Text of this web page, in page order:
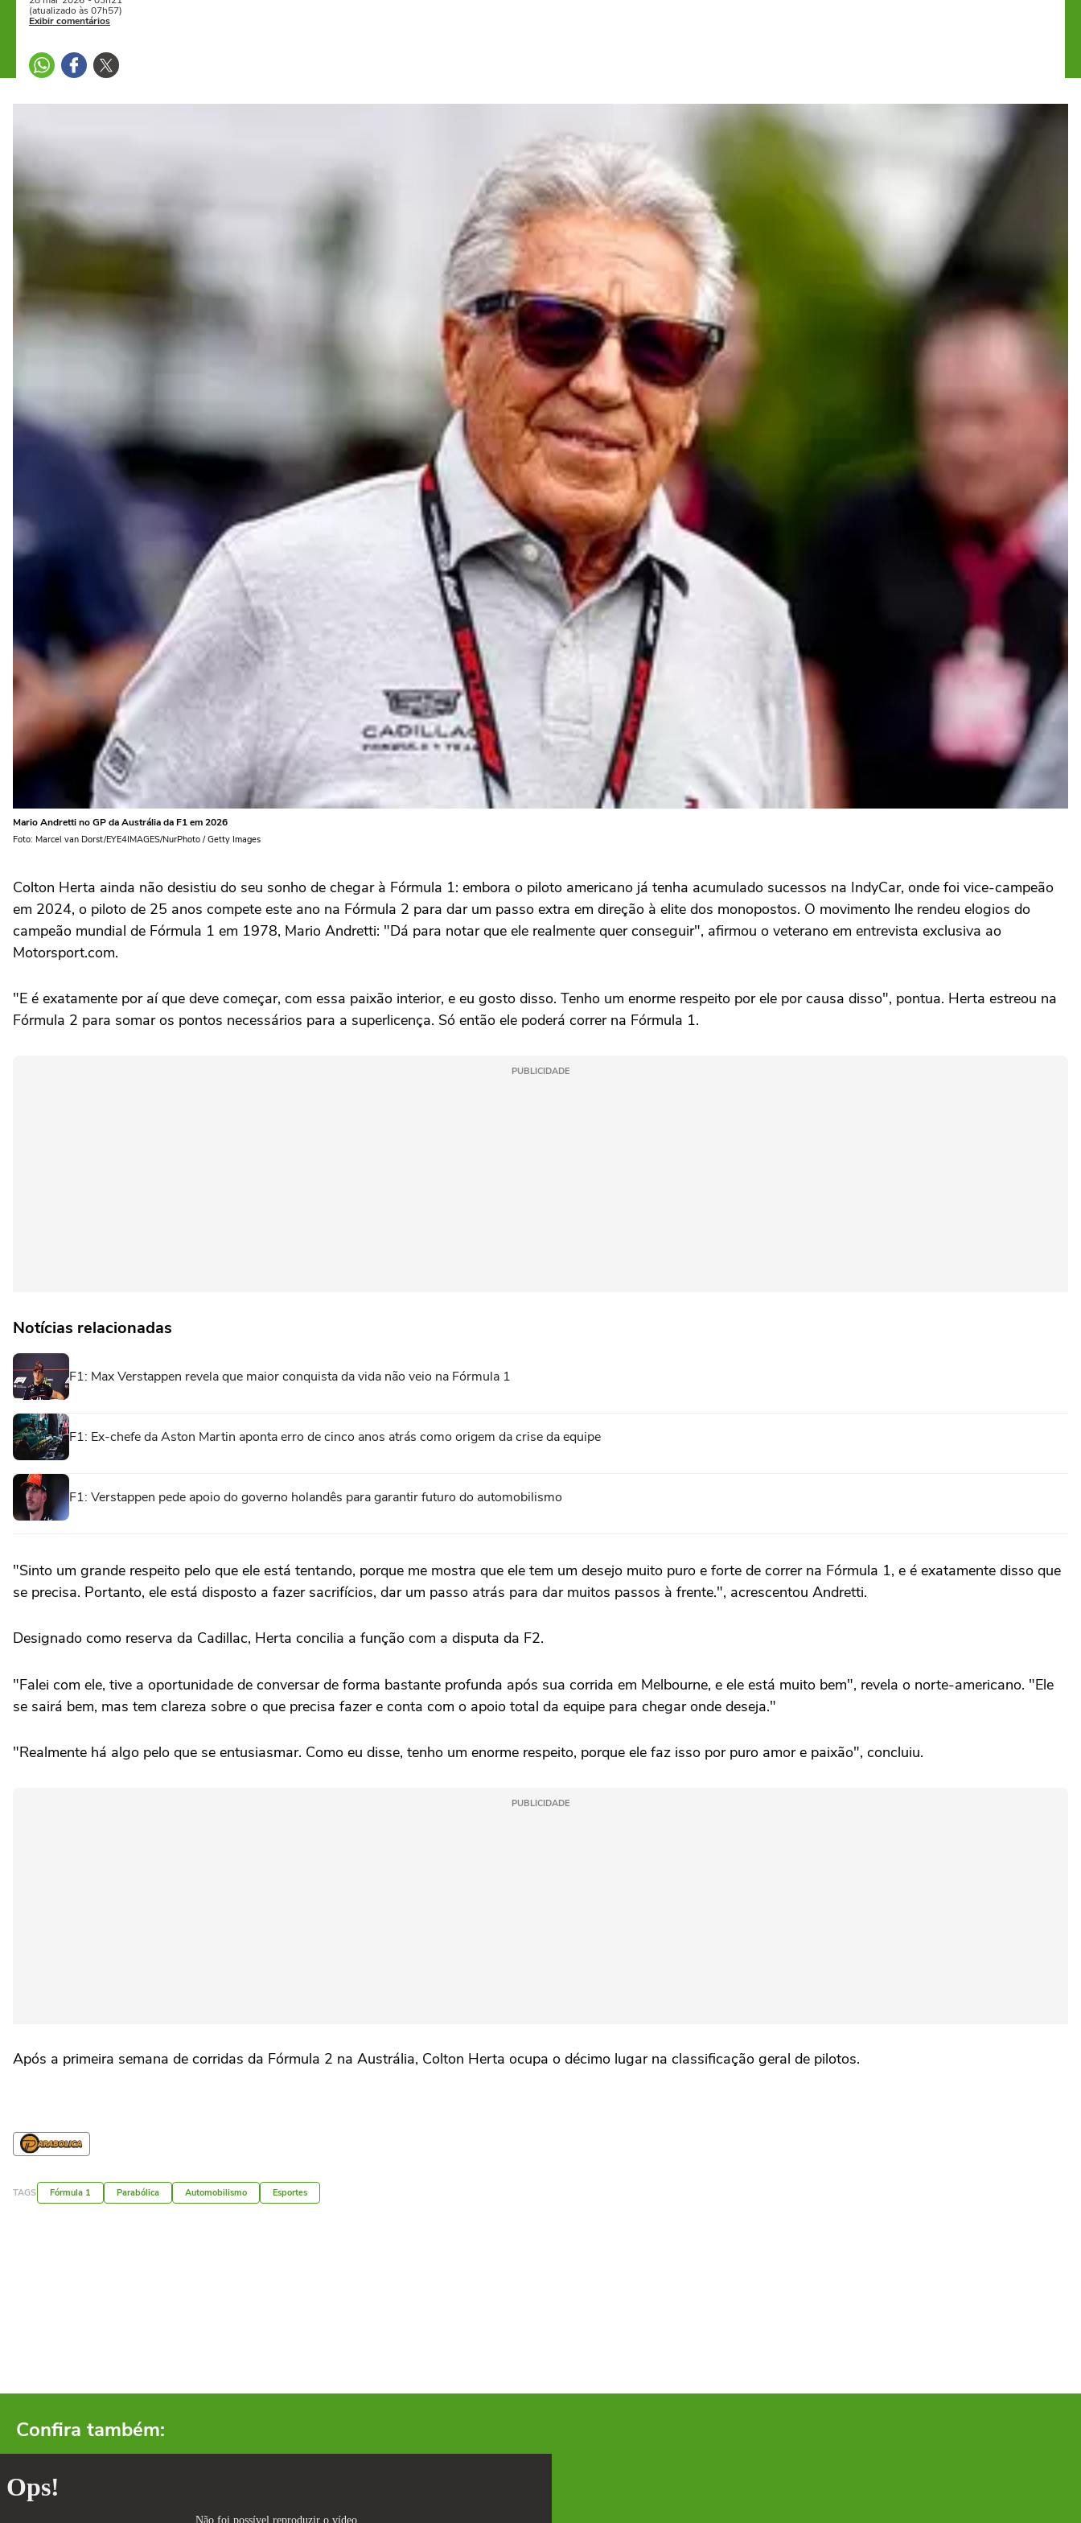
(atualizado às 07h57)
Exibir comentários
Mario Andretti no GP da Austrália da F1 em 2026
Foto: Marcel van Dorst/EYE4IMAGES/NurPhoto / Getty Images
Colton Herta ainda não desistiu do seu sonho de chegar à Fórmula 1: embora o piloto americano já tenha acumulado sucessos na IndyCar, onde foi vice-campeão
em 2024, o piloto de 25 anos compete este ano na Fórmula 2 para dar um passo extra em direção à elite dos monopostos. O movimento lhe rendeu elogios do
campeão mundial de Fórmula 1 em 1978, Mario Andretti: "Dá para notar que ele realmente quer conseguir", afirmou o veterano em entrevista exclusiva ao
Motorsport.com.
"E é exatamente por aí que deve começar, com essa paixão interior, e eu gosto disso. Tenho um enorme respeito por ele por causa disso", pontua. Herta estreou na
Fórmula 2 para somar os pontos necessários para a superlicença. Só então ele poderá correr na Fórmula 1.
PUBLICIDADE
Notícias relacionadas
F1: Max Verstappen revela que maior conquista da vida não veio na Fórmula 1
F1: Ex-chefe da Aston Martin aponta erro de cinco anos atrás como origem da crise da equipe
F1: Verstappen pede apoio do governo holandês para garantir futuro do automobilismo
"Sinto um grande respeito pelo que ele está tentando, porque me mostra que ele tem um desejo muito puro e forte de correr na Fórmula 1, e é exatamente disso que
se precisa. Portanto, ele está disposto a fazer sacrifícios, dar um passo atrás para dar muitos passos à frente.", acrescentou Andretti.
Designado como reserva da Cadillac, Herta concilia a função com a disputa da F2.
"Falei com ele, tive a oportunidade de conversar de forma bastante profunda após sua corrida em Melbourne, e ele está muito bem", revela o norte-americano. "Ele
se sairá bem, mas tem clareza sobre o que precisa fazer e conta com o apoio total da equipe para chegar onde deseja."
"Realmente há algo pelo que se entusiasmar. Como eu disse, tenho um enorme respeito, porque ele faz isso por puro amor e paixão", concluiu.
PUBLICIDADE
Após a primeira semana de corridas da Fórmula 2 na Austrália, Colton Herta ocupa o décimo lugar na classificação geral de pilotos.
TAGS Fórmula 1 Parabólica Automobilismo Esportes
Confira também: